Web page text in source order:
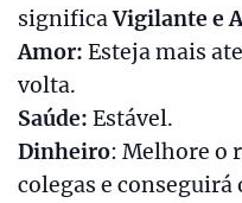
significaVigilante e
Amor: Esteja mais
volta.
Saúde: Estável.
Dinheiro: Melhore o
colegas e